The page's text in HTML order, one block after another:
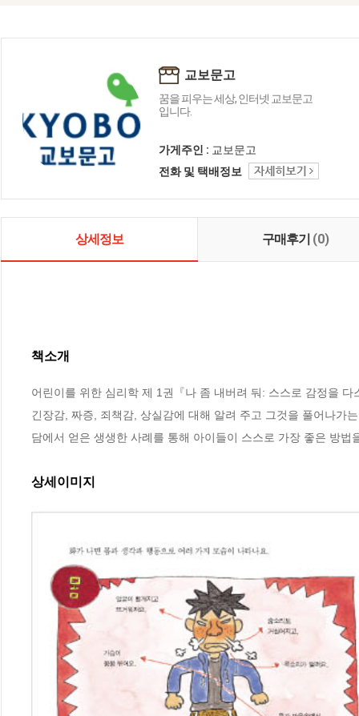
교보문고
꿈을 피우는 세상, 인터넷 교보문고
입니다.
가게주인 : 교보문고
전화 및 택배정보
상세정보 구매후기 (0)
책소개
어린이를 위한 심리학 제 1권『나 좀 내버려 둬: 스스로 감정을
긴장감, 짜증, 죄책감, 상실감에 대해 알려 주고 그것을 풀어나가
담에서 얻은 생생한 사례를 통해 아이들이 스스로 가장 좋은 방법
상세이미지